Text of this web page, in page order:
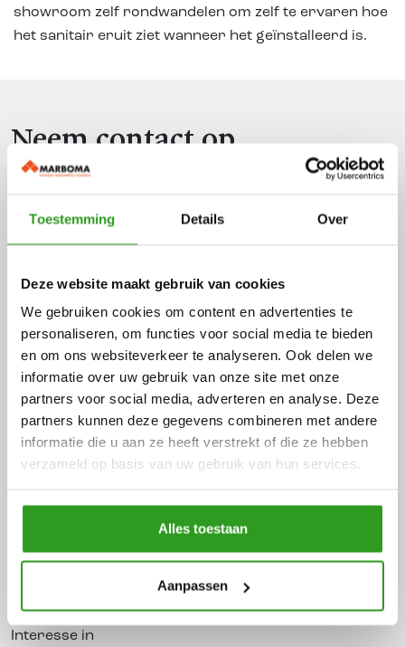
Toestemming Details Over
Deze website maakt gebruik van cookies
We gebruiken cookies om content en advertenties te
personaliseren, om functies voor social media te bieden
en om ons websiteverkeer te analyseren. Ook delen we
informatie over uw gebruik van onze site met onze
partners voor social media, adverteren en analyse. Deze
partners kunnen deze gegevens combineren met andere
informatie die u aan ze heeft verstrekt of die ze hebben
verzameld op basis van uw gebruik van hun services.
Alles toestaan
Aanpassen
showroom zelf rondwandelen om zelf te ervaren hoe
het sanitair eruit ziet wanneer het geïnstalleerd is.
Neem contact op
Vragen, opmerkingen of een vrijblijvend advies? Laat
graag verder!
Voornaam
Achternaam
Telefoonnummer
Voorkeur showroom
Interesse in